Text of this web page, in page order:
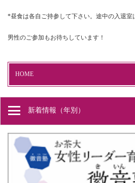
*昼食は各自ご持参して下さい。途中の入退室
男性のご参加もお待ちしています！
HOME
新着情報（年別）